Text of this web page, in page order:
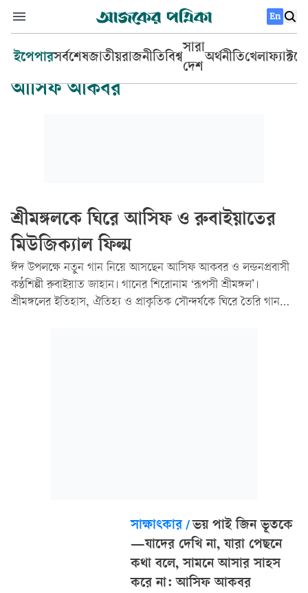
En
ইপেপারসর্বশেষজাতীয়রাজনীতিবিশ্ব
সারা
দেশ
অর্থনীতিখেলা
আসিফ আকবর
শ্রীমঙ্গলকে ঘিরে আসিফ ও রুবাইয়াতের
মিউজিক্যাল ফিল্ম
ঈদ উপলক্ষে নতুন গান নিয়ে আসছেন আসিফ আকবর ও লন্ডনপ্রবাসী
কণ্ঠশিল্পী রুবাইয়াত জাহান। গানের শিরোনাম ‘রূপসী শ্রীমঙ্গল’।
শ্রীমঙ্গলের ইতিহাস, ঐতিহ্য ও প্রাকৃতিক সৌন্দর্যকে ঘিরে তৈরি গানটি
সাক্ষাৎকার/ভয় পাই জিন ভূতকে
—যাদের দেখি না, যারা পেছনে
কথা বলে, সামনে আসার সাহস
করে না: আসিফ আকবর